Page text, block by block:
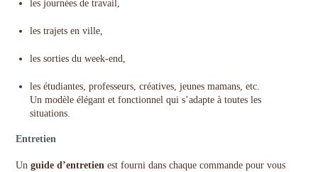
les journées de travail,
les trajets en ville,
les sorties du week-end,
les étudiantes, professeurs, créatives, jeunes mamans, etc.
Un modèle élégant et fonctionnel qui s’adapte à toutes les
situations.
Entretien
Unguide d’entretien est fourni dans chaque commande pour vous